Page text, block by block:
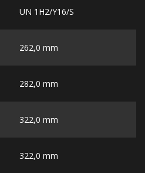
UN 1H2/Y16/S
262,0 mm
282,0 mm
322,0 mm
322,0 mm